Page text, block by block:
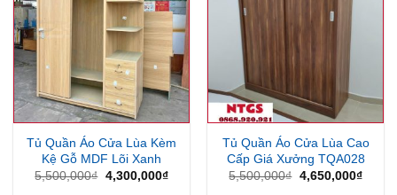
Tủ Quần Áo Cửa Lùa Kèm
Kệ Gỗ MDF Lõi Xanh
5,500,000₫ Giá
4,300,000₫Giá
Tủ Quần Áo Cửa Lùa Cao
Cấp Giá Xưởng TQA028
5,500,000₫ Giá
4,650,000₫Giá